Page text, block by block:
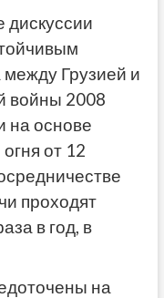
Грузией и
войны 2008
на основе
от 12
проходят
в год, в
на